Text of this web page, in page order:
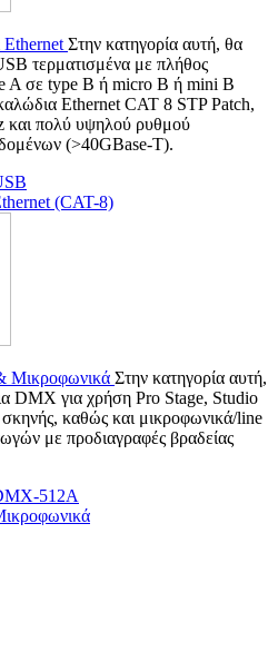
Στην κατηγορία αυτή, θα
τερματισμένα με πλήθος
A σε type B ή micro B ή mini B
Ethernet CAT 8 STP Patch,
και πολύ υψηλού ρυθμού
(>40GBase-T).
(CAT-8)
Μικροφωνικά Στην κατηγορία αυτή,
DMX για χρήση Pro Stage, Studio
καθώς και μικροφωνικά/line
με προδιαγραφές βραδείας
512A